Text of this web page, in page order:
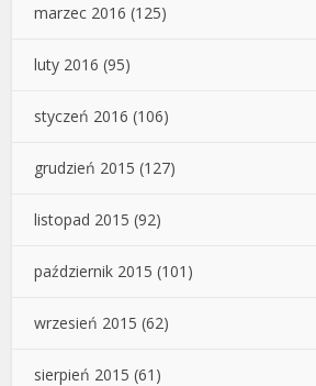
marzec 2016 (125)
luty 2016 (95)
styczeń 2016 (106)
grudzień 2015 (127)
listopad 2015 (92)
październik 2015 (101)
wrzesień 2015 (62)
sierpień 2015 (61)